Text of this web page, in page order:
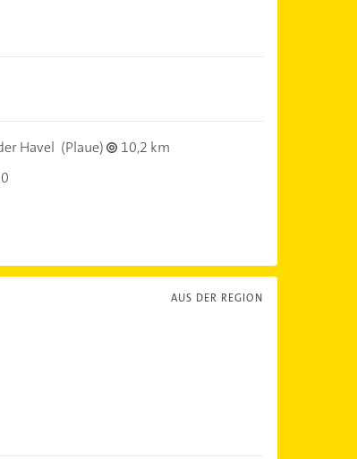
Havel (Plaue)
10,2 km
AUS DER REGION